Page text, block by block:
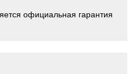
официальная гарантия